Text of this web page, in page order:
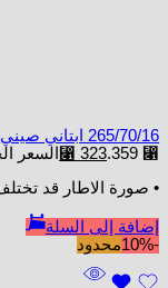
265/70/16 ابتاني صينيD2026 112S
⃁ 359.
⃁ 323 السعر
• صورة الاطار قد
إضافة إلى السلة
-10%
محدود